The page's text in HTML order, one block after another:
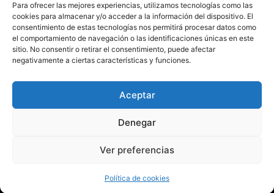
Para ofrecer las mejores experiencias, utilizamos tecnologías como las
cookies para almacenar y/o acceder a la información del dispositivo. El
consentimiento de estas tecnologías nos permitirá procesar datos como
el comportamiento de navegación o las identificaciones únicas en este
sitio. No consentir o retirar el consentimiento, puede afectar
negativamente a ciertas características y funciones.
Aceptar
Denegar
Ver preferencias
Política de cookies
Contacto
986 243 432
608 867 074
recambiosdespiecetotal@gmail.com
Mi cuenta
Mi Cuenta